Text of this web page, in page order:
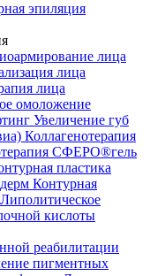
эпиляция
лица
лица
лица
омоложение
Увеличение губ
Коллагенотерапия
СФЕРО®гель
пластика
Контурная
Липолитическое
кислоты
реабилитации
пигментных